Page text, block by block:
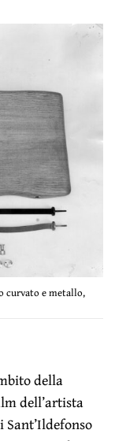
curvato e metallo,
della
dell’artista